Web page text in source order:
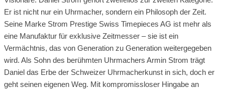
Er ist nicht nur ein Uhrmacher, sondern ein Philosoph der Zeit.
Seine Marke Strom Prestige Swiss Timepieces AG ist mehr als
eine Manufaktur für exklusive Zeitmesser – sie ist ein
Vermächtnis, das von Generation zu Generation weitergegeben
wird. Als Sohn des berühmten Uhrmachers Armin Strom trägt
Daniel das Erbe der Schweizer Uhrmacherkunst in sich, doch er
geht seinen eigenen Weg. Mit kompromissloser Hingabe an